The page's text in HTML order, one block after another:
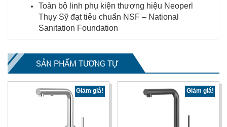
Toàn bộ linh phụ kiện thương hiệu Neoperl
Thụy Sỹ đạt tiêu chuẩn NSF – National
Sanitation Foundation
SẢN PHẨM TƯƠNG TỰ
Giảm giá! Giảm giá!